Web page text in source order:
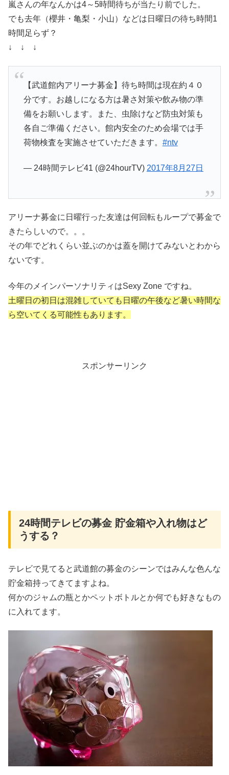
嵐さんの年なんかは4～5時間待ちが当たり前でした。
でも去年（櫻井・亀梨・小山）などは日曜日の待ち時間1
時間足らず？
↓ ↓ ↓
【武道館内アリーナ募金】待ち時間は現在約４０
分です。お越しになる方は暑さ対策や飲み物の準
備をお願いします。また、虫除けなど防虫対策も
各自ご準備ください。館内安全のため会場では手
荷物検査を実施させていただきます。 #ntv
— 24時間テレビ41 (@24hourTV) 2017年8月27日
アリーナ募金に日曜行った友達は何回転もループで募金で
きたらしいので。。。
その年でどれくらい並ぶのかは蓋を開けてみないとわから
ないです。
今年のメインパーソナリティはSexy Zone ですね。
土曜日の初日は混雑していても日曜の午後など暑い時間な
ら空いてくる可能性もあります。
スポンサーリンク
24時間テレビの募金 貯金箱や入れ物はど
うする？
テレビで見てると武道館の募金のシーンではみんな色んな
貯金箱持ってきてますよね。
何かのジャムの瓶とかペットボトルとか何でも好きなもの
に入れてます。